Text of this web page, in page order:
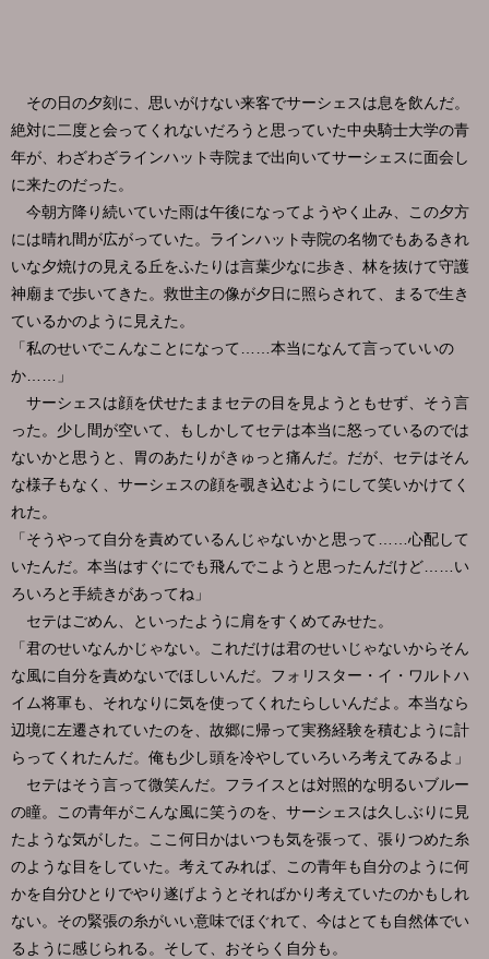
その日の夕刻に、思いがけない来客でサーシェスは息を飲んだ。
絶対に二度と会ってくれないだろうと思っていた中央騎士大学の青
年が、わざわざラインハット寺院まで出向いてサーシェスに面会し
に来たのだった。
今朝方降り続いていた雨は午後になってようやく止み、この夕方
には晴れ間が広がっていた。ラインハット寺院の名物でもあるきれ
いな夕焼けの見える丘をふたりは言葉少なに歩き、林を抜けて守護
神廟まで歩いてきた。救世主の像が夕日に照らされて、まるで生き
ているかのように見えた。
「私のせいでこんなことになって……本当になんて言っていいの
か……」
サーシェスは顔を伏せたままセテの目を見ようともせず、そう言
った。少し間が空いて、もしかしてセテは本当に怒っているのでは
ないかと思うと、胃のあたりがきゅっと痛んだ。だが、セテはそん
な様子もなく、サーシェスの顔を覗き込むようにして笑いかけてく
れた。
「そうやって自分を責めているんじゃないかと思って……心配して
いたんだ。本当はすぐにでも飛んでこようと思ったんだけど……い
ろいろと手続きがあってね」
セテはごめん、といったように肩をすくめてみせた。
「君のせいなんかじゃない。これだけは君のせいじゃないからそん
な風に自分を責めないでほしいんだ。フォリスター・イ・ワルトハ
イム将軍も、それなりに気を使ってくれたらしいんだよ。本当なら
辺境に左遷されていたのを、故郷に帰って実務経験を積むように計
らってくれたんだ。俺も少し頭を冷やしていろいろ考えてみるよ」
セテはそう言って微笑んだ。フライスとは対照的な明るいブルー
の瞳。この青年がこんな風に笑うのを、サーシェスは久しぶりに見
たような気がした。ここ何日かはいつも気を張って、張りつめた糸
のような目をしていた。考えてみれば、この青年も自分のように何
かを自分ひとりでやり遂げようとそればかり考えていたのかもしれ
ない。その緊張の糸がいい意味でほぐれて、今はとても自然体でい
るように感じられる。そして、おそらく自分も。